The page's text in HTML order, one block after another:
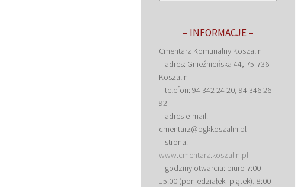
– INFORMACJE –
Cmentarz Komunalny Koszalin
– adres: Gnieźnieńska 44, 75-736
Koszalin
– telefon: 94 342 24 20, 94 346 26
92
– adres e-mail:
cmentarz@pgkkoszalin.pl
– strona:
www.cmentarz.koszalin.pl
– godziny otwarcia: biuro 7:00-
15:00 (poniedziałek- piątek), 8:00-